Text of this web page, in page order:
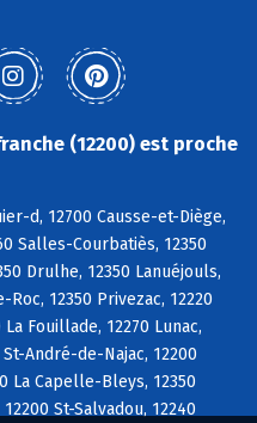
(12200) est proche
d, 12700 Causse-et-Diège,
Salles-Courbatiès, 12350
Drulhe, 12350 Lanuéjouls,
12350 Privezac, 12220
Fouillade, 12270 Lunac,
André-de-Najac, 12200
La Capelle-Bleys, 12350
St-Salvadou, 12240